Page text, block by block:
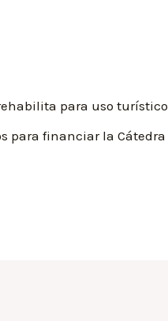
para uso
para financiar la